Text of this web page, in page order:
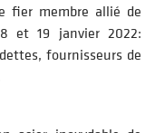
fier membre allié de
et 19 janvier 2022:
fournisseurs de